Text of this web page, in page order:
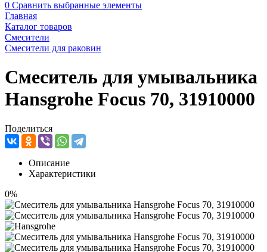
0 Сравнить выбранные элементы
Главная
Каталог товаров
Смесители
Смесители для раковин
Смеситель для умывальника
Hansgrohe Focus 70, 31910000
Поделиться
Описание
Характеристики
0%